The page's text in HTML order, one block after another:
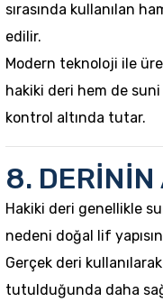
sırasında kullanılan
edilir.
Modern teknoloji ile
hakiki deri hem de
kontrol altında tutar.
8. DERİNİN
Hakiki deri genellikle
nedeni doğal lif
Gerçek deri
tutulduğunda daha